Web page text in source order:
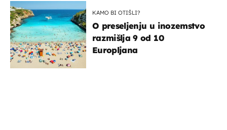
KAMO BI OTIŠLI?
O preseljenju u inozemstvo
razmišlja 9 od 10
Europljana